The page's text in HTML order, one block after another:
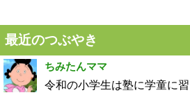
最近のつぶやき
ちみたんママ
令和の小学生は塾に学童に